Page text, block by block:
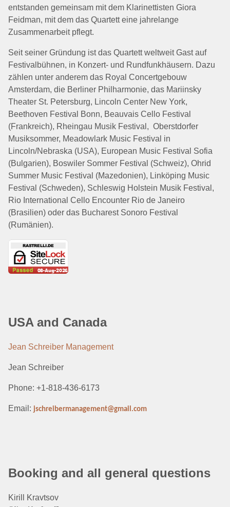
entstanden gemeinsam mit dem Klarinettisten Giora
Feidman, mit dem das Quartett eine jahrelange
Zusammenarbeit pflegt.
Seit seiner Gründung ist das Quartett weltweit Gast auf
Festivalbühnen, in Konzert- und Rundfunkhäusern. Dazu
zählen unter anderem das Royal Concertgebouw
Amsterdam, die Berliner Philharmonie, das Mariinsky
Theater St. Petersburg, Lincoln Center New York,
Beethoven Festival Bonn, Beauvais Cello Festival
(Frankreich), Rheingau Musik Festival, Oberstdorfer
Musiksommer, Meadowlark Music Festival in
Lincoln/Nebraska (USA), European Music Festival Sofia
(Bulgarien), Boswiler Sommer Festival (Schweiz), Ohrid
Summer Music Festival (Mazedonien), Linköping Music
Festival (Schweden), Schleswig Holstein Musik Festival,
Rio International Cello Encounter Rio de Janeiro
(Brasilien) oder das Bucharest Sonoro Festival
(Rumänien).
USA and Canada
Jean Schreiber Management
Jean Schreiber
Phone: +1-818-436-6173
Email: jschreibermanagement@gmail.com
Booking and all general questions
Kirill Kravtsov